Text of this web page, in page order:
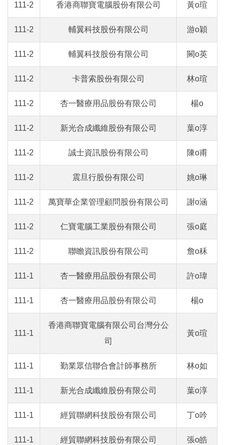
111-2 香港商聯寶電腦股份有限公司 黃o瑄
111-2 輔翼科技股份有限公司 游o穎
111-2 輔翼科技股份有限公司 闕o英
111-2 卡普索股份有限公司 林o瑄
111-2 杏一醫療用品股份有限公司 楊o
111-2 新光合成纖維股份有限公司 葉o淳
111-2 誠士資訊股份有限公司 陳o甫
111-2 震旦行股份有限公司 姚o琳
111-2 萬寶華企業管理顧問股份有限公司 謝o涵
111-2 仁寶電腦工業股份有限公司 張o庭
111-2 聯瞻資訊股份有限公司 詹o秝
111-1 杏一醫療用品股份有限公司 許o瑋
111-1 杏一醫療用品股份有限公司 楊o
111-1
香港商聯寶電腦有限公司台灣分公
司
黃o瑄
111-1 勤業眾信聯合會計師事務所 林o如
111-1 新光合成纖維股份有限公司 葉o淳
111-1 經貿聯網科技股份有限公司 丁o吟
111-1 經貿聯網科技股份有限公司 張o皓